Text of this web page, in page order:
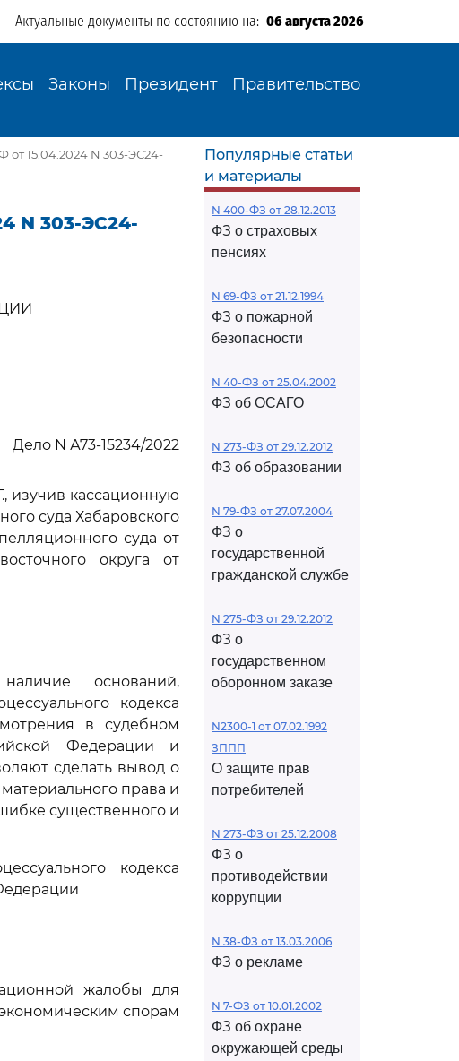
Актуальные документы по состоянию на: 06 августа 2026
Законы Президент Правительство
15.04.2024 N 303-ЭС24-
N 303-ЭС24-
Дело N А73-15234/2022
изучив кассационную
суда Хабаровского
суда от
округа от
оснований,
кодекса
в судебном
Федерации и
сделать вывод о
права и
существенного и
кодекса
жалобы для
спорам
Популярные статьи
и материалы
N 400-ФЗ от 28.12.2013
ФЗ о страховых
пенсиях
N 69-ФЗ от 21.12.1994
ФЗ о пожарной
безопасности
N 40-ФЗ от 25.04.2002
ФЗ об ОСАГО
N 273-ФЗ от 29.12.2012
ФЗ об образовании
N 79-ФЗ от 27.07.2004
ФЗ о
государственной
гражданской службе
N 275-ФЗ от 29.12.2012
ФЗ о
государственном
оборонном заказе
N2300-1 от 07.02.1992
ЗППП
О защите прав
потребителей
N 273-ФЗ от 25.12.2008
ФЗ о
противодействии
коррупции
N 38-ФЗ от 13.03.2006
ФЗ о рекламе
N 7-ФЗ от 10.01.2002
ФЗ об охране
окружающей среды